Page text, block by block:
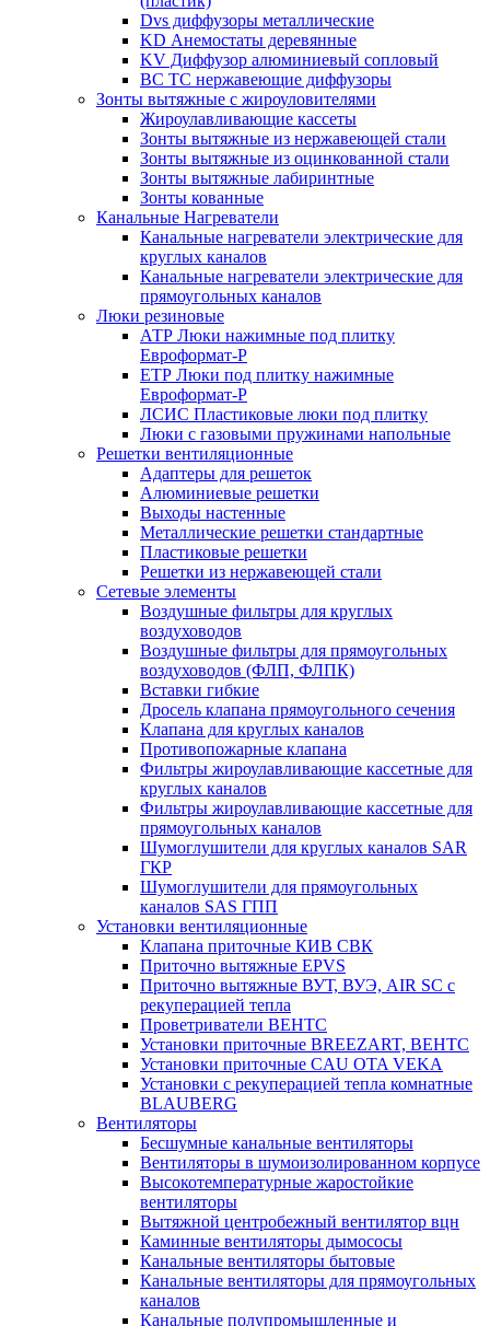
Dvs диффузоры металлические
KD Анемостаты деревянные
KV Диффузор алюминиевый сопловый
ВС ТС нержавеющие диффузоры
Зонты вытяжные с жироуловителями
Жироулавливающие кассеты
Зонты вытяжные из нержавеющей стали
Зонты вытяжные из оцинкованной стали
Зонты вытяжные лабиринтные
Зонты кованные
Канальные Нагреватели
Канальные нагреватели электрические для
круглых каналов
Канальные нагреватели электрические для
прямоугольных каналов
Люки резиновые
АТР Люки нажимные под плитку
Евроформат-Р
ЕТР Люки под плитку нажимные
Евроформат-Р
ЛСИС Пластиковые люки под плитку
Люки с газовыми пружинами напольные
Решетки вентиляционные
Адаптеры для решеток
Алюминиевые решетки
Выходы настенные
Металлические решетки стандартные
Пластиковые решетки
Решетки из нержавеющей стали
Сетевые элементы
Воздушные фильтры для круглых
воздуховодов
Воздушные фильтры для прямоугольных
воздуховодов (ФЛП, ФЛПК)
Вставки гибкие
Дросель клапана прямоугольного сечения
Клапана для круглых каналов
Противопожарные клапана
Фильтры жироулавливающие кассетные для
круглых каналов
Фильтры жироулавливающие кассетные для
прямоугольных каналов
Шумоглушители для круглых каналов SAR
ГКР
Шумоглушители для прямоугольных
каналов SAS ГПП
Установки вентиляционные
Клапана приточные КИВ СВК
Приточно вытяжные EPVS
Приточно вытяжные ВУТ, ВУЭ, AIR SC с
рекуперацией тепла
Проветриватели ВЕНТС
Установки приточные BREEZART, ВЕНТС
Установки приточные CAU OTA VEKA
Установки с рекуперацией тепла комнатные
BLAUBERG
Вентиляторы
Бесшумные канальные вентиляторы
Вентиляторы в шумоизолированном корпусе
Высокотемпературные жаростойкие
вентиляторы
Вытяжной центробежный вентилятор вцн
Каминные вентиляторы дымососы
Канальные вентиляторы бытовые
Канальные вентиляторы для прямоугольных
каналов
Канальные полупромышленные и